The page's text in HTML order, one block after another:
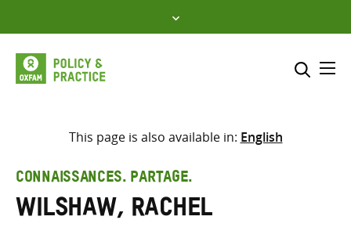
to
content
Sélectionner l’emplacement
Saisir
les
termes
This page is also available in: English
CONNAISSANCES. PARTAGE.
Wilshaw, Rachel